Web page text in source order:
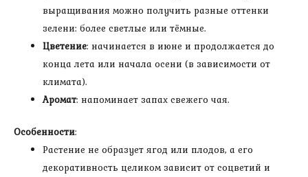
выращивания можно получить разные оттенки
зелени: более светлые или тёмные.
Цветение: начинается в июне и продолжается до
конца лета или начала осени (в зависимости от
климата).
Аромат: напоминает запах свежего чая.
Особенности:
Растение не образует ягод или плодов, а его
декоративность целиком зависит от соцветий и